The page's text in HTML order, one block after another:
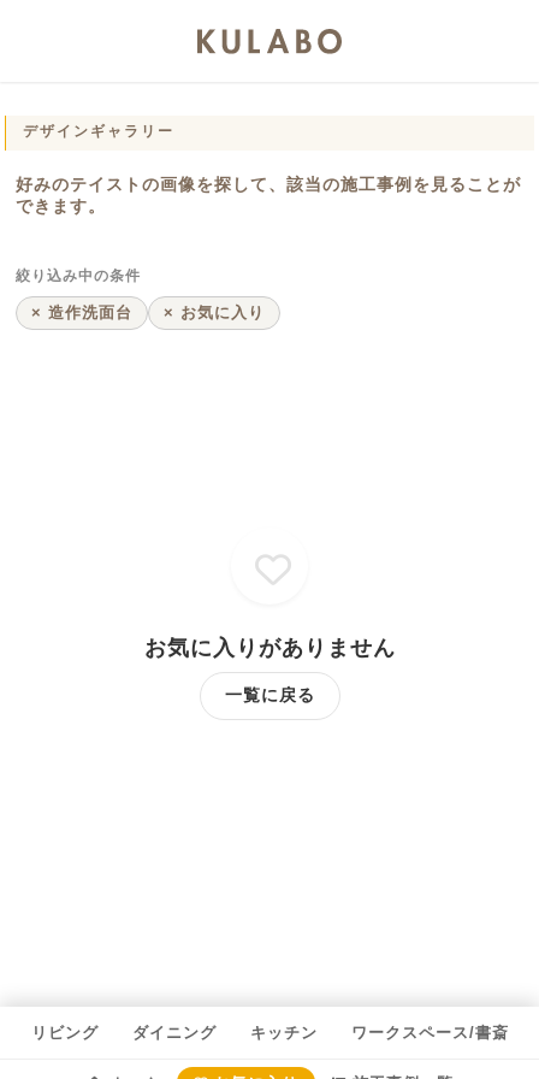
リビング ダイニング キッチン ワークスペース/書斎
デザインギャラリー
好みのテイストの画像を探して、該当の施工事例を見ることが
できます。
絞り込み中の条件
× 造作洗面台 × お気に入り
お気に入りがありません
一覧に戻る